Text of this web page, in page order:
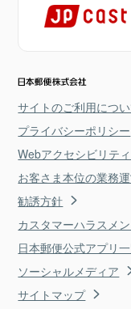
サイトのご利用につ
プライバシーポリシー
Webアクセシビリテ
お客さま本位の業務
勧誘方針
カスタマーハラスメ
日本郵便公式アプリ
ソーシャルメディア
サイトマップ